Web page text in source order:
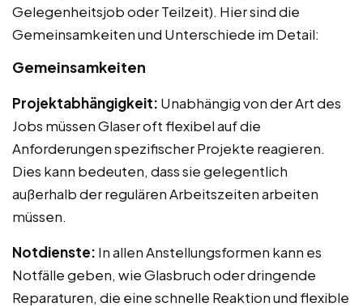
Gelegenheitsjob oder Teilzeit). Hier sind die
Gemeinsamkeiten und Unterschiede im Detail:
Gemeinsamkeiten
Projektabhängigkeit: Unabhängig von der Art des
Jobs müssen Glaser oft flexibel auf die
Anforderungen spezifischer Projekte reagieren.
Dies kann bedeuten, dass sie gelegentlich
außerhalb der regulären Arbeitszeiten arbeiten
müssen.
Notdienste: In allen Anstellungsformen kann es
Notfälle geben, wie Glasbruch oder dringende
Reparaturen, die eine schnelle Reaktion und flexible